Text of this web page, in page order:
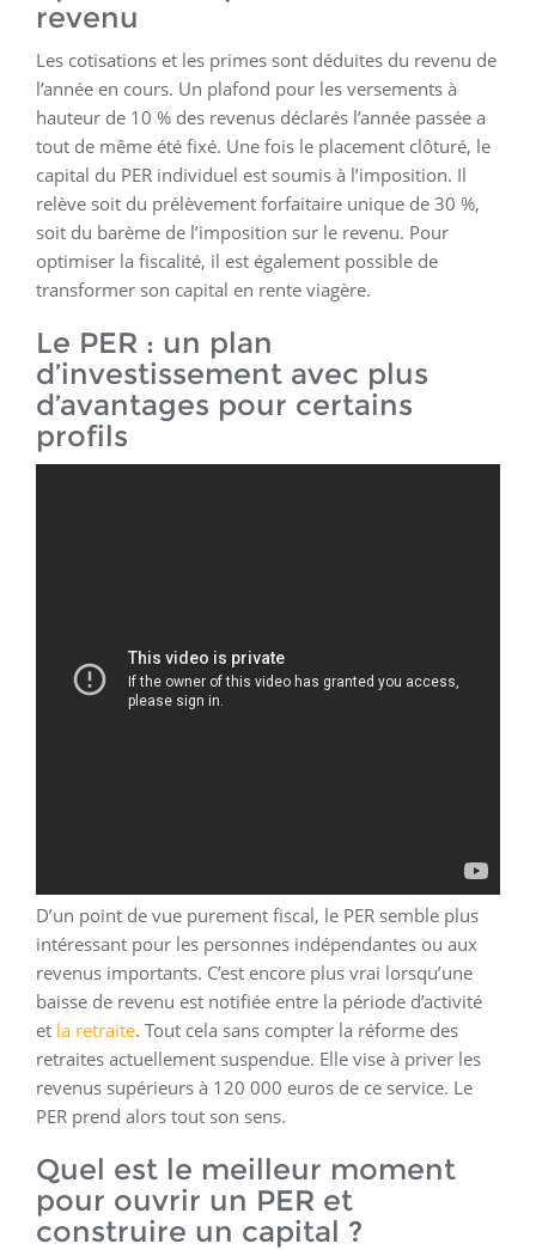
revenu
Les cotisations et les primes sont déduites du revenu de
l’année en cours. Un plafond pour les versements à
hauteur de 10 % des revenus déclarés l’année passée a
tout de même été fixé. Une fois le placement clôturé, le
capital du PER individuel est soumis à l’imposition. Il
relève soit du prélèvement forfaitaire unique de 30 %,
soit du barème de l’imposition sur le revenu. Pour
optimiser la fiscalité, il est également possible de
transformer son capital en rente viagère.
Le PER : un plan
d’investissement avec plus
d’avantages pour certains
profils
D’un point de vue purement fiscal, le PER semble plus
intéressant pour les personnes indépendantes ou aux
revenus importants. C’est encore plus vrai lorsqu’une
baisse de revenu est notifiée entre la période d’activité
et la retraite. Tout cela sans compter la réforme des
retraites actuellement suspendue. Elle vise à priver les
revenus supérieurs à 120 000 euros de ce service. Le
PER prend alors tout son sens.
Quel est le meilleur moment
pour ouvrir un PER et
construire un capital ?